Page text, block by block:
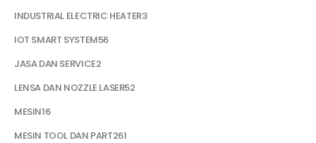
INDUSTRIAL ELECTRIC HEATER3
IOT SMART SYSTEM56
JASA DAN SERVICE2
LENSA DAN NOZZLE LASER52
MESIN16
MESIN TOOL DAN PART261